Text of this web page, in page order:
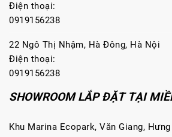
Điện thoại:
0919156238
22 Ngô Thị Nhậm, Hà Đông, Hà Nội
Điện thoại:
0919156238
SHOWROOM LẮP ĐẶT TẠI
Khu Marina Ecopark, Văn Giang, Hưng